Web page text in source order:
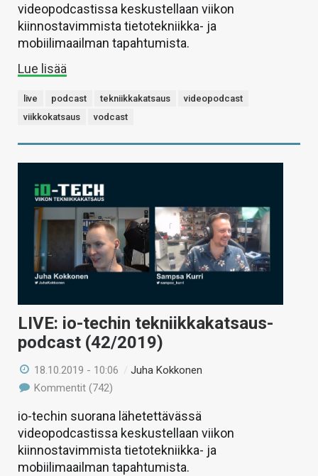
videopodcastissa keskustellaan viikon
kiinnostavimmista tietotekniikka- ja
mobiilimaailman tapahtumista.
Lue lisää
live podcast tekniikkakatsaus
videopodcast
viikkokatsaus
vodcast
LIVE: io-techin tekniikkakatsaus-
podcast (42/2019)
18.10.2019 - 10:06 /Juha Kokkonen
Kommentit (742)
io-techin suorana lähetettävässä
videopodcastissa keskustellaan viikon
kiinnostavimmista tietotekniikka- ja
mobiilimaailman tapahtumista.